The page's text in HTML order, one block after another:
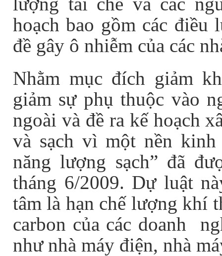
hoạch bao gồm các
đề gây ô nhiễm của các
Nhằm mục đích giảm
giảm sự phụ thuộc vào
ngoài và đề ra kế hoạch
và sạch vì một nền
năng lượng sạch” đã
tháng 6/2009. Dự luật
tâm là hạn chế lượng khí
carbon của các doanh
như nhà máy điện, nhà